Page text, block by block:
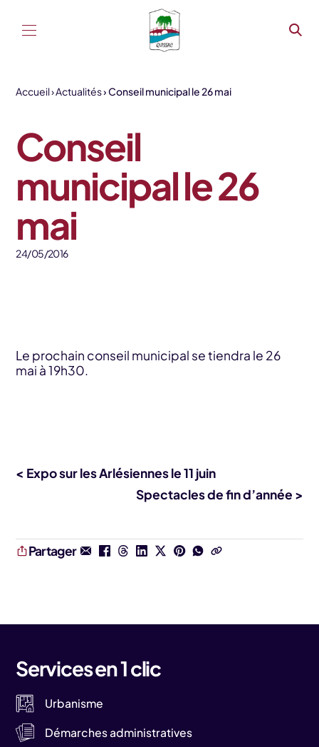
Accueil Actualités Conseil municipal le 26 mai
Conseil
municipal le 26
mai
24/05/2016
Le prochain conseil municipal se tiendra le 26
mai à 19h30.
< Expo sur les Arlésiennes le 11 juin
Spectacles de fin d’année >
Partager
Services en 1 clic
Urbanisme
Démarches administratives